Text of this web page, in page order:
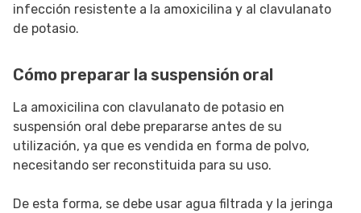
infección resistente a la amoxicilina y al clavulanato
de potasio.
Cómo preparar la suspensión oral
La amoxicilina con clavulanato de potasio en
suspensión oral debe prepararse antes de su
utilización, ya que es vendida en forma de polvo,
necesitando ser reconstituida para su uso.
De esta forma, se debe usar agua filtrada y la jeringa